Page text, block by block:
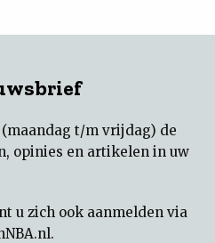
t/m vrijdag) de
opinies en artikelen in uw
u zich ook aanmelden via
.